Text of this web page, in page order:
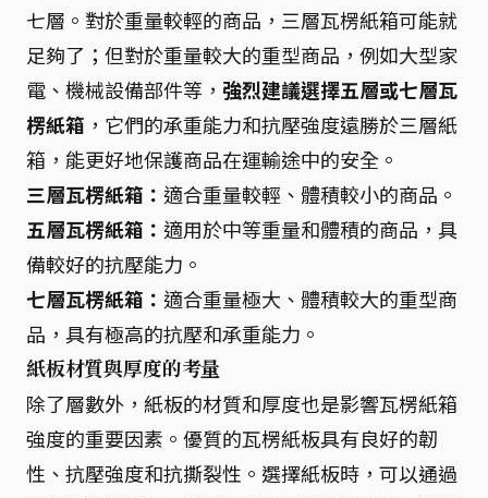
七層。對於重量較輕的商品，三層瓦楞紙箱可能就
足夠了；但對於重量較大的重型商品，例如大型家
電、機械設備部件等， 強烈建議選擇五層或七層瓦
楞紙箱 ，它們的承重能力和抗壓強度遠勝於三層紙
箱，能更好地保護商品在運輸途中的安全。
三層瓦楞紙箱： 適合重量較輕、體積較小的商品。
五層瓦楞紙箱： 適用於中等重量和體積的商品，具
備較好的抗壓能力。
七層瓦楞紙箱： 適合重量極大、體積較大的重型商
品，具有極高的抗壓和承重能力。
紙板材質與厚度的考量
除了層數外，紙板的材質和厚度也是影響瓦楞紙箱
強度的重要因素。優質的瓦楞紙板具有良好的韌
性、抗壓強度和抗撕裂性。選擇紙板時，可以通過